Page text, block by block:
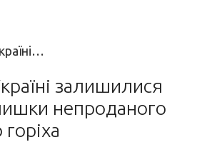
залишилися
непроданого